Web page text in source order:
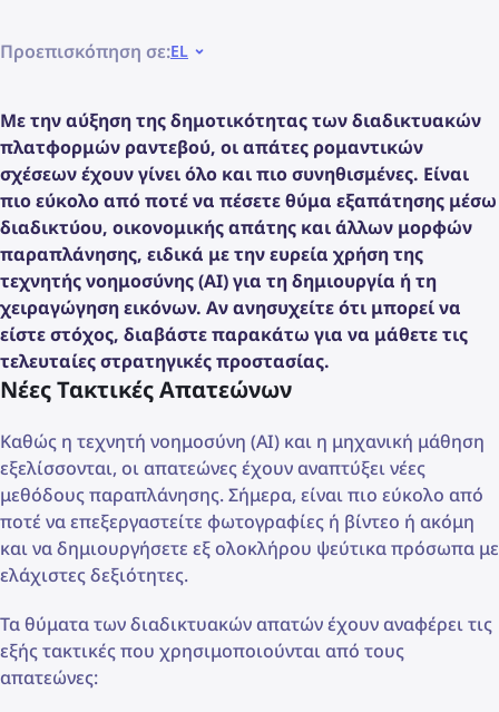
Προεπισκόπηση σε:EL
Με την αύξηση της δημοτικότητας των διαδικτυακών
πλατφορμών ραντεβού, οι απάτες ρομαντικών
σχέσεων έχουν γίνει όλο και πιο συνηθισμένες. Είναι
πιο εύκολο από ποτέ να πέσετε θύμα εξαπάτησης μέσω
διαδικτύου, οικονομικής απάτης και άλλων μορφών
παραπλάνησης, ειδικά με την ευρεία χρήση της
τεχνητής νοημοσύνης (AI) για τη δημιουργία ή τη
χειραγώγηση εικόνων. Αν ανησυχείτε ότι μπορεί να
είστε στόχος, διαβάστε παρακάτω για να μάθετε τις
τελευταίες στρατηγικές προστασίας.
Νέες Τακτικές Απατεώνων
Καθώς η τεχνητή νοημοσύνη (AI) και η μηχανική μάθηση
εξελίσσονται, οι απατεώνες έχουν αναπτύξει νέες
μεθόδους παραπλάνησης. Σήμερα, είναι πιο εύκολο από
ποτέ να επεξεργαστείτε φωτογραφίες ή βίντεο ή ακόμη
και να δημιουργήσετε εξ ολοκλήρου ψεύτικα πρόσωπα με
ελάχιστες δεξιότητες.
Τα θύματα των διαδικτυακών απατών έχουν αναφέρει τις
εξής τακτικές που χρησιμοποιούνται από τους
απατεώνες: